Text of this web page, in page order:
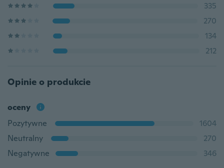
335
270
134
212
Opinie o produkcie
oceny
Pozytywne
1604
Neutralny
270
Negatywne
346